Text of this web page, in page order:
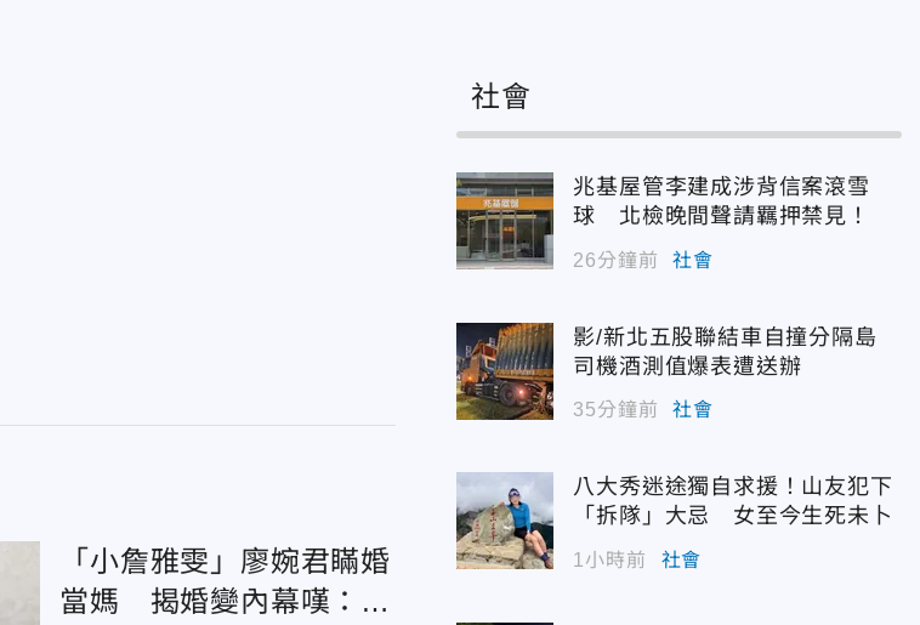
「小詹雅雯」廖婉君瞞婚
當媽 揭婚變內幕嘆：與
社會
兆基屋管李建成涉背信案滾雪
球 北檢晚間聲請羈押禁見！
26分鐘前 社會
影/新北五股聯結車自撞分隔島
司機酒測值爆表遭送辦
35分鐘前 社會
八大秀迷途獨自求援！山友犯下
「拆隊」大忌 女至今生死未卜
1小時前 社會